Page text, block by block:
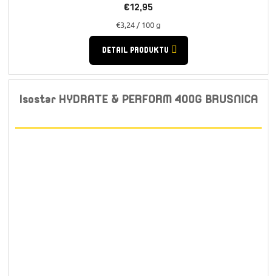
€12,95
Jednotková
cena:
€3,24 / 100 g
DETAIL PRODUKTU
Isostar HYDRATE & PERFORM 400G BRUSNICA